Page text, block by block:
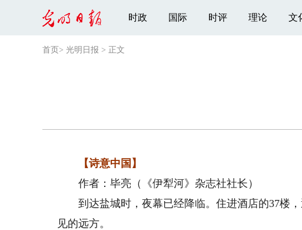
时政 国际 时评 理论 文
首页 > 光明日报 > 正文
【诗意中国】
作者：毕亮（《伊犁河》杂志社社长）
到达盐城时，夜幕已经降临。住进酒店的37楼，
见的远方。